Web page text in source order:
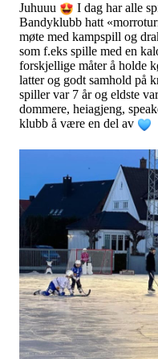
Juhuuu
I dag har alle
Bandyklubb hatt
møte med kampspill og
som f.eks spille med en
forskjellige måter å holde
latter og godt samhold på
spiller var 7 år og eldste
dommere, heiagjeng,
klubb å være en del av